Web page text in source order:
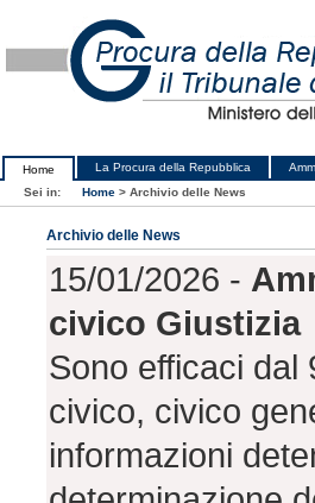
Home La Procura della Repubblica
Sei in:
Home > Archivio delle News
Archivio delle News
15/01/2026 -
civico Giustizia
Sono efficaci dal
civico, civico
informazioni